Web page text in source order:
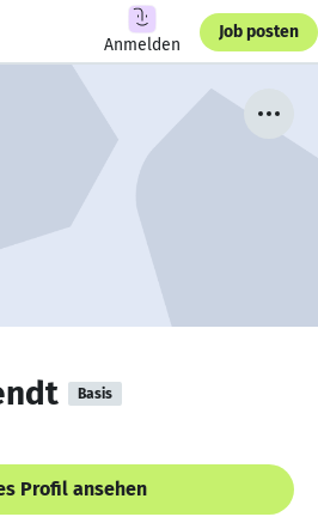
Anmelden
Job posten
Basis
Profil ansehen